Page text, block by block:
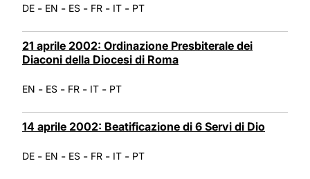
DE - EN - ES - FR - IT - PT
21 aprile 2002: Ordinazione Presbiterale dei
Diaconi della Diocesi di Roma
EN - ES - FR - IT - PT
14 aprile 2002: Beatificazione di 6 Servi di Dio
DE - EN - ES - FR - IT - PT